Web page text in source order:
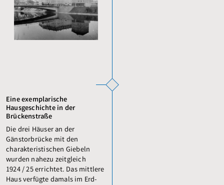
Eine exemplarische
Hausgeschichte in der
Brückenstraße
Die drei Häuser an der
Gänstorbrücke mit den
charakteristischen Giebeln
wurden nahezu zeitgleich
1924 / 25 errichtet. Das mittlere
Haus verfügte damals im Erd­